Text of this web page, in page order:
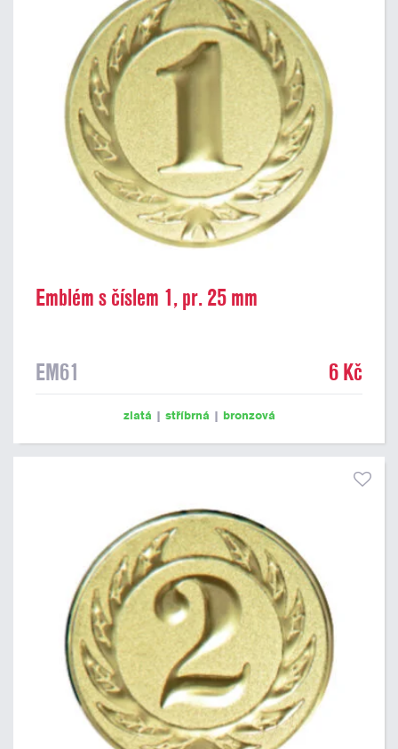
Emblém s číslem 1, pr. 25 mm
EM61 6 Kč
zlatá | stříbrná | bronzová